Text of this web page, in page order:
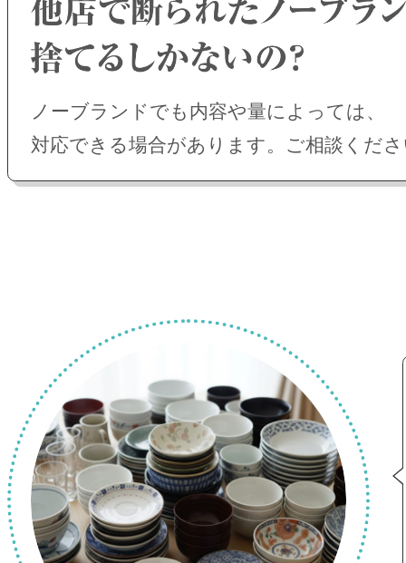
ノーブランドでも内容や量によっては、
対応できる場合があります。ご相談くだ